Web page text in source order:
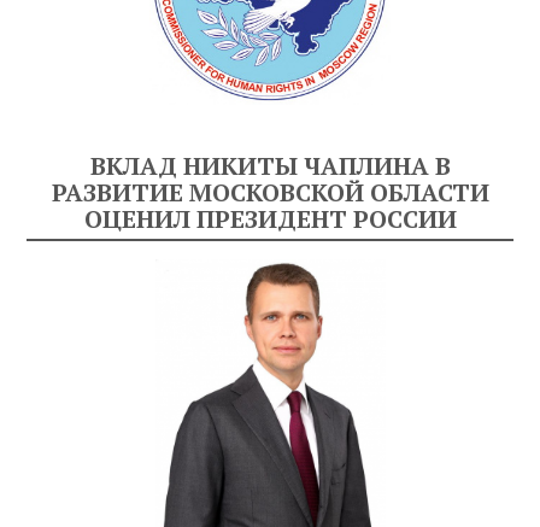
ВКЛАД НИКИТЫ ЧАПЛИНА В
РАЗВИТИЕ МОСКОВСКОЙ ОБЛАСТИ
ОЦЕНИЛ ПРЕЗИДЕНТ РОССИИ